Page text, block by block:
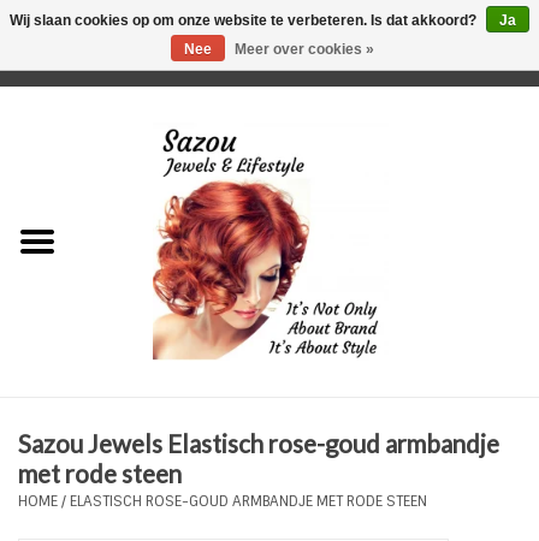
Just for Him
Plus Size Sieraden
Sazou Jewels Elastisch rose-goud armbandje
met rode steen
HOME/ ELASTISCH ROSE-GOUD ARMBANDJE MET RODE STEEN
Wij slaan cookies op om onze website te verbeteren. Is dat akkoord?
Ja
Nee
Meer over cookies »